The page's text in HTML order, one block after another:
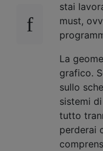
stai
must,
La
grafico.
sullo
sistemi
tutto
perderai